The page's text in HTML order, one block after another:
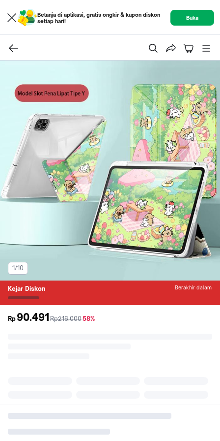
Belanja di aplikasi, gratis ongkir & kupon diskon
setiap hari!
Buka
1/10
Kejar Diskon Berakhir dalam
Rp 90.491 sebelum
Rp216.000diskon
58%